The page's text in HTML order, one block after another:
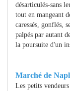
désarticulés-sans
tout en mangeant
caressés, gonflés,
palpés par autant
la poursuite d'un
Marché de
Les petits